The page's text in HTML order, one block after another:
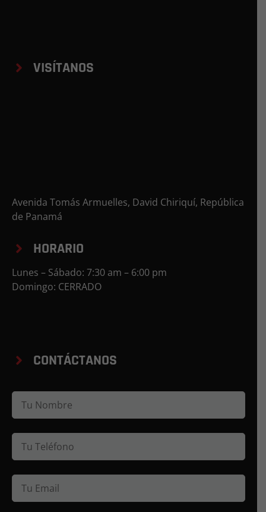
VISÍTANOS
Avenida Tomás Armuelles, David Chiriquí, República
de Panamá
HORARIO
Lunes – Sábado: 7:30 am – 6:00 pm
Domingo: CERRADO
CONTÁCTANOS